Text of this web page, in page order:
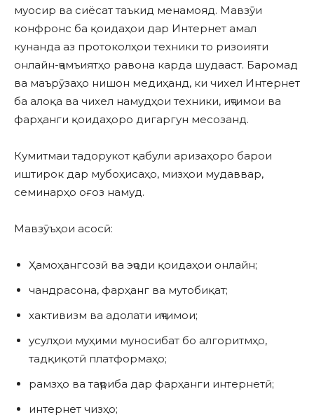
муосир ва сиёсат таъкид менамояд. Мавзӯи
конфронс ба қоидаҳои дар Интернет амал
кунанда аз протоколҳои техники то ризоияти
онлайн-ҷамъиятҳо равона карда шудааст. Баромад
ва маърӯзаҳо нишон медиҳанд, ки чихел Интернет
ба алоқа ва чихел намудҳои техники, иҷтимои ва
фарҳанги қоидаҳоро дигаргун месозанд.
Кумитмаи тадорукот қабули аризаҳоро барои
иштирок дар мубоҳисаҳо, мизҳои мудаввар,
семинарҳо оғоз намуд.
Мавзӯъҳои асосӣ:
Ҳамоҳангсозӣ ва эҷоди қоидаҳои онлайн;
чандрасона, фарҳанг ва мутобиқат;
хактивизм ва адолати иҷтимои;
усулҳои муҳими муносибат бо алгоритмҳо,
тадқиқотӣ платформаҳо;
рамзҳо ва таҷриба дар фарҳанги интернетӣ;
интернет чизҳо;